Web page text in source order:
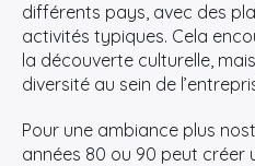
différents pays, avec des
activités typiques. Cela
la découverte culturelle,
diversité au sein de
Pour une ambiance plus
années 80 ou 90 peut créer